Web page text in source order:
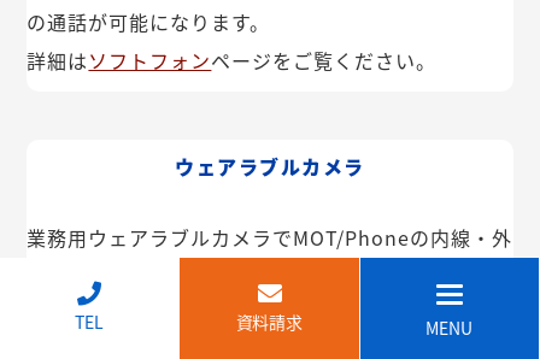
の通話が可能になります。
詳細はソフトフォンページをご覧ください。
ウェアラブルカメラ
業務用ウェアラブルカメラでMOT/Phoneの内線・外
線が利用できます。インカム機能や映像共有なども
可能。IP68で防塵・防水で建設現場などでも安心し
TEL 資料請求 MENU